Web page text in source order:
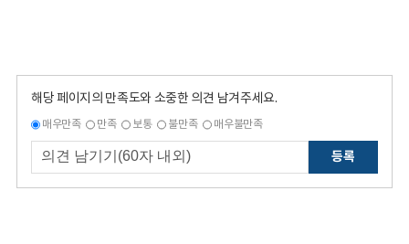
해당 페이지의 만족도와 소중한 의견 남겨주세요.
매우만족 만족 보통 불만족 매우불만족
등록